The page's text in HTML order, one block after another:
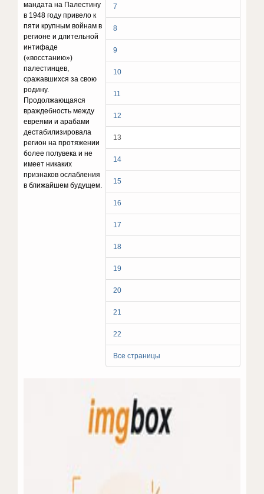
7
8
9
10
11
12
13
14
15
16
17
18
19
20
21
22
Все страницы
мандата на Палестину
в 1948 году привело к
пяти крупным войнам в
регионе и длительной
интифаде
(«восстанию»)
палестинцев,
сражавшихся за свою
родину.
Продолжающаяся
враждебность между
евреями и арабами
дестабилизировала
регион на протяжении
более полувека и не
имеет никаких
признаков ослабления
в ближайшем будущем.